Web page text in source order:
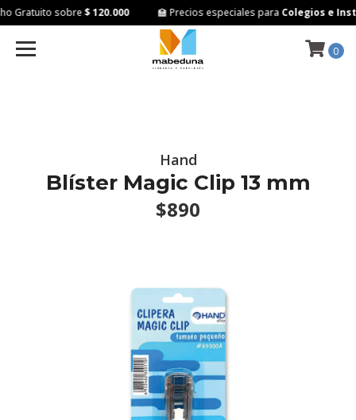
Gratuito sobre$ 120.000 🏫 Precios especiales paraColegios e
0
Hand
Blíster Magic Clip 13 mm
$890